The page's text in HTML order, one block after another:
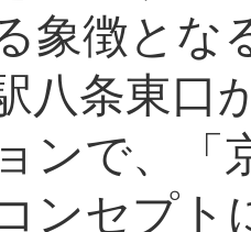
象徴とな
八条東口
ンで、「
ンセプト